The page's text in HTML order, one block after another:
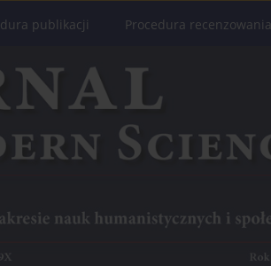
publikacji Procedura recenzowania